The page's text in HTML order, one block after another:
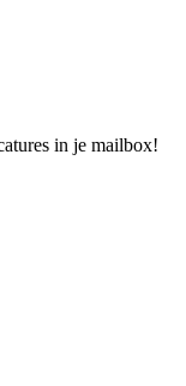
in je mailbox!